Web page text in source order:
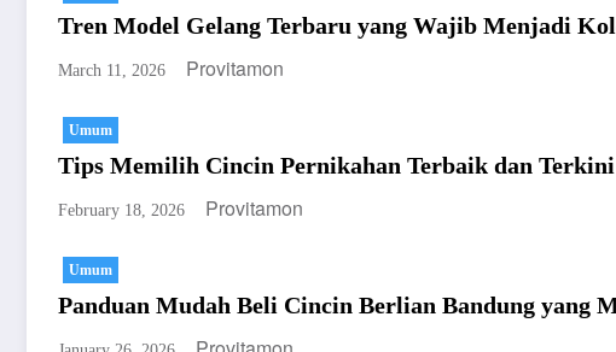
Tren Model Gelang Terbaru yang Wajib Menjadi
March 11, 2026 Provitamon
Umum
Tips Memilih Cincin Pernikahan Terbaik dan Terkini
February 18, 2026 Provitamon
Umum
Panduan Mudah Beli Cincin Berlian Bandung yang